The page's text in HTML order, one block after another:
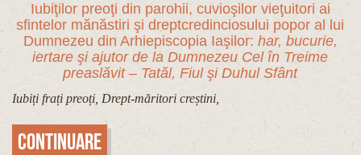
Iubiţilor preoţi din parohii, cuvioşilor vieţuitori ai
sfintelor mănăstiri şi dreptcredinciosului popor al lui
Dumnezeu din Arhiepiscopia Iaşilor: har, bucurie,
iertare şi ajutor de la Dumnezeu Cel în Treime
preaslăvit – Tatăl, Fiul şi Duhul Sfânt
Iubiți frați preoți, Drept-măritori creștini,
Continuare